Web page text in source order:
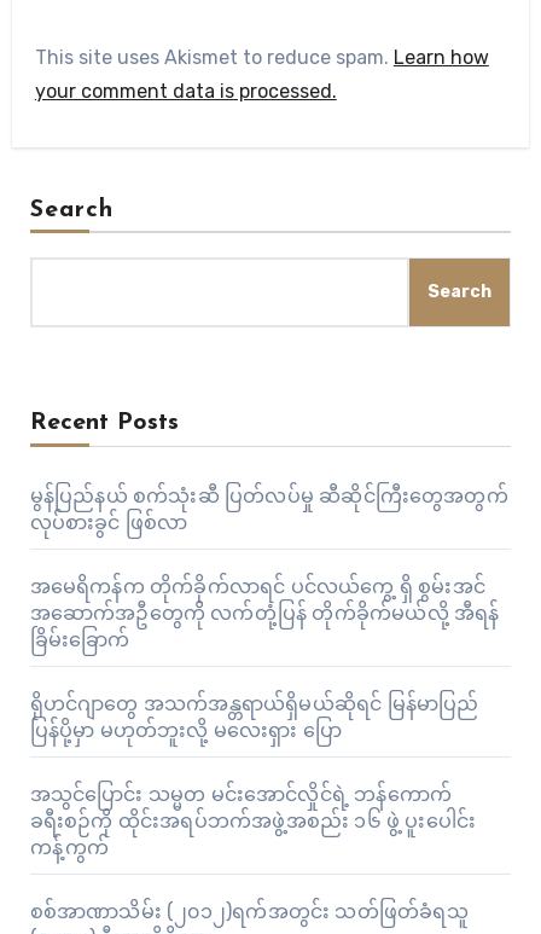
This site uses Akismet to reduce spam. Learn how
your comment data is processed.
Search
Search
Recent Posts
မွန်ပြည်နယ် စက်သုံးဆီ ပြတ်လပ်မှု ဆီဆိုင်ကြီးတွေအတွက်
လုပ်စားခွင် ဖြစ်လာ
အမေရိကန်က တိုက်ခိုက်လာရင် ပင်လယ်ကွေ့ ရှိ စွမ်းအင်
အဆောက်အဦတွေကို လက်တုံ့ပြန် တိုက်ခိုက်မယ်လို့ အီရန်
ခြိမ်းခြောက်
ရိုဟင်ဂျာတွေ အသက်အန္တရာယ်ရှိမယ်ဆိုရင် မြန်မာပြည်
ပြန်ပို့မှာ မဟုတ်ဘူးလို့ မလေးရှား ပြော
အသွင်ပြောင်း သမ္မတ မင်းအောင်လှိုင်ရဲ့ ဘန်ကောက်
ခရီးစဉ်ကို ထိုင်းအရပ်ဘက်အဖွဲ့အစည်း ၁၆ ဖွဲ့ ပူးပေါင်း
ကန့်ကွက်
စစ်အာဏာသိမ်း (၂၀၁၂)ရက်အတွင်း သတ်ဖြတ်ခံရသူ